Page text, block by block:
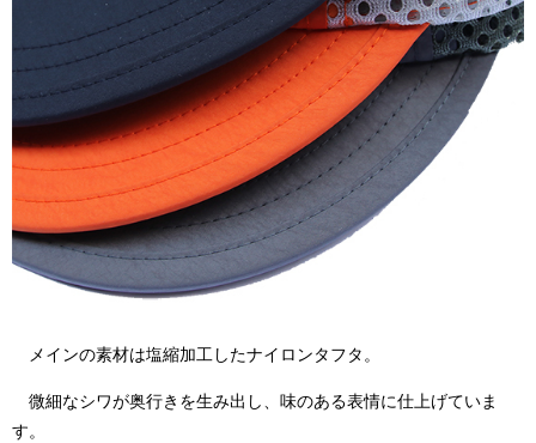
メインの素材は塩縮加工したナイロンタフタ。
微細なシワが奥行きを生み出し、味のある表情に仕上げていま
す。